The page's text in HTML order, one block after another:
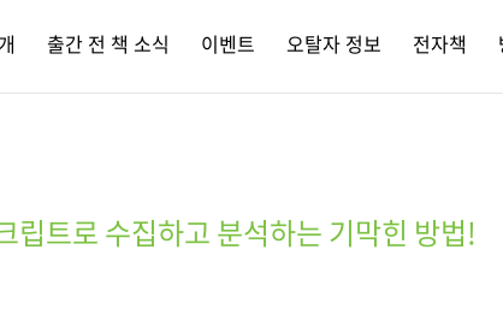
출간 전 책 소식 이벤트 오탈자 정보 전자책
립트로 수집하고 분석하는 기막힌 방법!